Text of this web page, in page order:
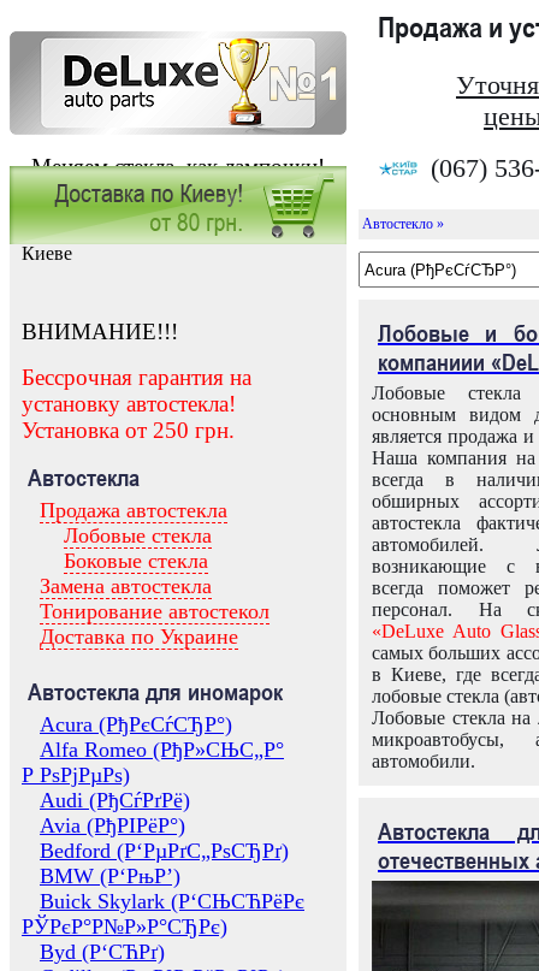
Меняем стекла, как лампочки!
Продажа и
(067)
Заказать установку автостекла в
Киеве
ВНИМАНИЕ!!!
Бессрочная гарантия на
установку автостекла!
Установка от 250 грн.
Автостекла
Продажа автостекла
Лобовые стекла
Боковые стекла
Замена автостекла
Тонирование автостекол
Доставка по Украине
Автостекла для иномарок
Acura (РђРєСѓСЂР°)
Alfa Romeo (РђР»СЊС„Р°
Р РѕРјРµРѕ)
Audi (РђСѓРґРё)
Avia (РђРІРёР°)
Bedford (Р‘РµРґС„РѕСЂРґ)
BMW (Р‘РњР’)
Buick Skylark (Р‘СЊСЋРёРє
РЎРєР°Р№Р»Р°СЂРє)
Byd (Р‘СЋРґ)
Автостекло »
Лобовые и
компаниии
Лобовые
основным видом
является продажа и
Наша компания на
всегда в
обширных
автостекла
возникающие с
всегда поможет
персонал. На
«DeLuxe Auto
самых больших
в Киеве, где
лобовые стекла
Лобовые стекла на
микроавтобусы,
автомобили.
Автостекла
отечественных